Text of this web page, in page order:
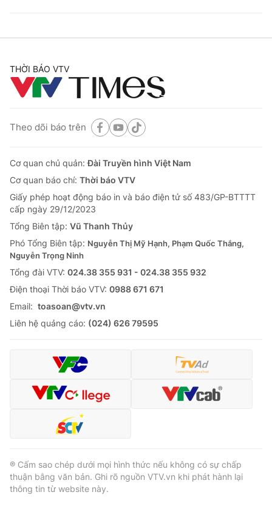
THỜI BÁO VTV
Theo dõi báo trên
Cơ quan chủ quản:Đài Truyền hình Việt Nam
Cơ quan báo chí: Thời báo VTV
Giấy phép hoạt động báo in và báo điện tử số 483/GP-BTTTT
cấp ngày 29/12/2023
Tổng Biên tập: Vũ Thanh Thủy
Phó Tổng Biên tập: Nguyễn Thị Mỹ Hạnh, Phạm Quốc Thắng,
Nguyễn Trọng Ninh
Tổng đài VTV: 024.38 355 931 - 024.38 355 932
Ðiện thoại Thời báo VTV: 0988 671 671
Email: toasoan@vtv.vn
Liên hệ quảng cáo: (024) 626 79595
® Cấm sao chép dưới mọi hình thức nếu không có sự chấp
thuận bằng văn bản. Ghi rõ nguồn VTV.vn khi phát hành lại
thông tin từ website này.